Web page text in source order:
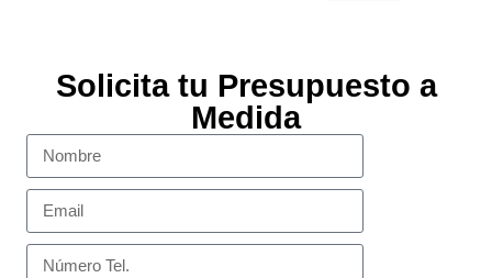
Solicita tu Presupuesto a
Medida